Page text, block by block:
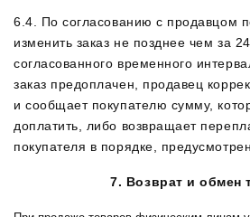
6.4. По согласованию с продавцом
изменить заказ не позднее чем за
согласованного временного
заказ предоплачен, продавец
и сообщает покупателю сумму,
доплатить, либо возвращает
покупателя в порядке,
7. Возврат и обмен